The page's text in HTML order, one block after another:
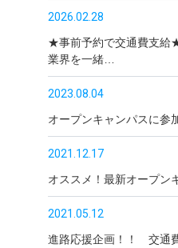
2026.02.28
★事前予約で交通費支給
業界を一緒…
2023.08.04
オープンキャンパスに参
2021.12.17
オススメ！最新オープン
2021.05.12
進路応援企画！！ 交通